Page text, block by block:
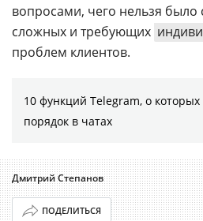
вопросами, чего нельзя было
сложных и требующих
проблем клиентов.
10 функций Telegram, о
порядок в чатах
Дмитрий Степанов
ПОДЕЛИТЬСЯ